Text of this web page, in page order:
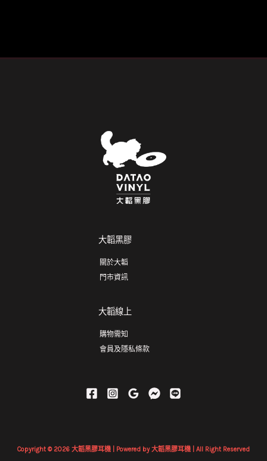
大韜黑膠
關於大韜
門市資訊
大韜線上
購物需知
會員及隱私條款
Copyright © 2026 大韜黑膠耳機 | Powered by 大韜黑膠耳機 | All Right Reserved